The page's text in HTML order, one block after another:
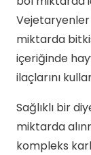
Vejetaryenler
miktarda
içeriğinde
ilaçlarını
Sağlıklı bir
miktarda
kompleks